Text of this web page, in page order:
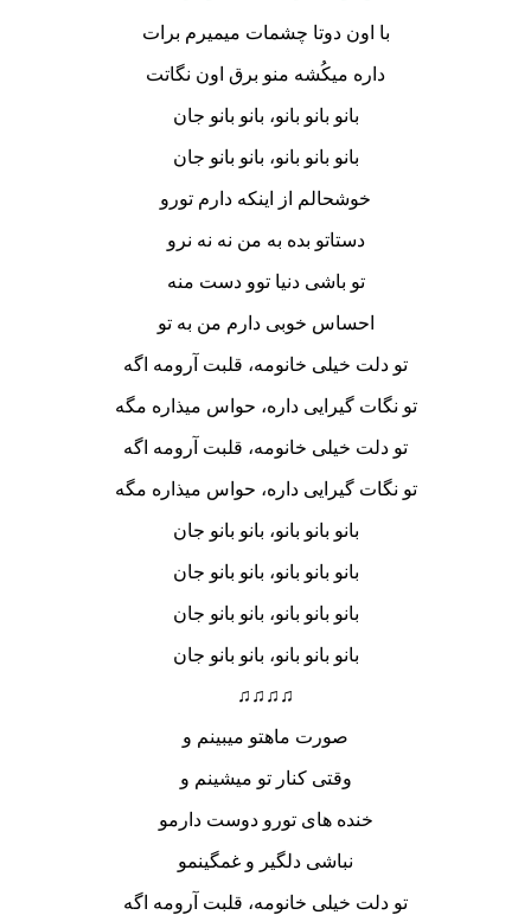
با اون دوتا چشمات میمیرم برات
داره میکُشه منو برق اون نگاتت
بانو بانو بانو، بانو بانو جان
بانو بانو بانو، بانو بانو جان
خوشحالم از اینکه دارم تورو
دستاتو بده به من نه نه نرو
تو باشی دنیا توو دست منه
احساس خوبی دارم من به تو
تو دلت خیلی خانومه، قلبت آرومه اگه
تو نگات گیرایی داره، حواس میذاره مگه
تو دلت خیلی خانومه، قلبت آرومه اگه
تو نگات گیرایی داره، حواس میذاره مگه
بانو بانو بانو، بانو بانو جان
بانو بانو بانو، بانو بانو جان
بانو بانو بانو، بانو بانو جان
بانو بانو بانو، بانو بانو جان
♫♫♫♫
صورت ماهتو میبینم و
وقتی کنار تو میشینم و
خنده های تورو دوست دارمو
نباشی دلگیر و غمگینمو
تو دلت خیلی خانومه، قلبت آرومه اگه